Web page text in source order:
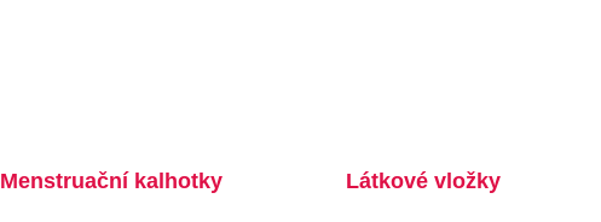
Menstruační kalhotky Látkové vložky